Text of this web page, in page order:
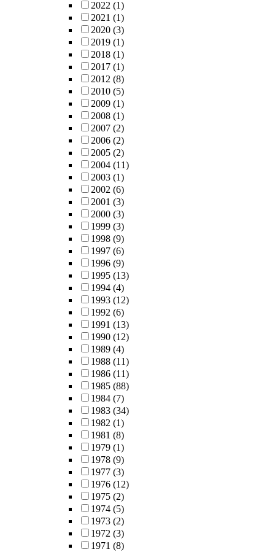
2022 (1)
2021 (1)
2020 (3)
2019 (1)
2018 (1)
2017 (1)
2012 (8)
2010 (5)
2009 (1)
2008 (1)
2007 (2)
2006 (2)
2005 (2)
2004 (11)
2003 (1)
2002 (6)
2001 (3)
2000 (3)
1999 (3)
1998 (9)
1997 (6)
1996 (9)
1995 (13)
1994 (4)
1993 (12)
1992 (6)
1991 (13)
1990 (12)
1989 (4)
1988 (11)
1986 (11)
1985 (88)
1984 (7)
1983 (34)
1982 (1)
1981 (8)
1979 (1)
1978 (9)
1977 (3)
1976 (12)
1975 (2)
1974 (5)
1973 (2)
1972 (3)
1971 (8)